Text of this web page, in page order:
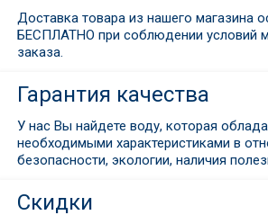
Доставка товара из нашего магазина
БЕСПЛАТНО при соблюдении условий
заказа.
Гарантия качества
У нас Вы найдете воду, которая
необходимыми характеристиками в
безопасности, экологии, наличия
Скидки